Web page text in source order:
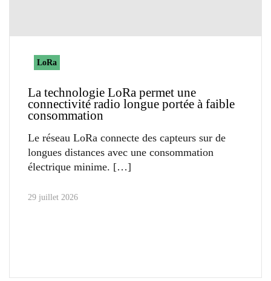
LoRa
La technologie LoRa permet une
connectivité radio longue portée à faible
consommation
Le réseau LoRa connecte des capteurs sur de
longues distances avec une consommation
électrique minime.
29 juillet 2026